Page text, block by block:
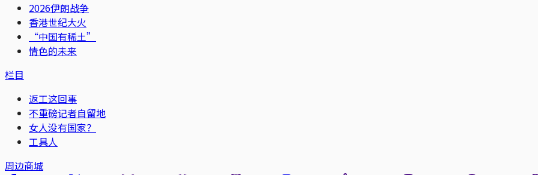
2026伊朗战争
香港世纪大火
“中国有稀土”
情色的未来
栏目
返工这回事
不重磅记者自留地
女人没有国家？
工具人
周边商城